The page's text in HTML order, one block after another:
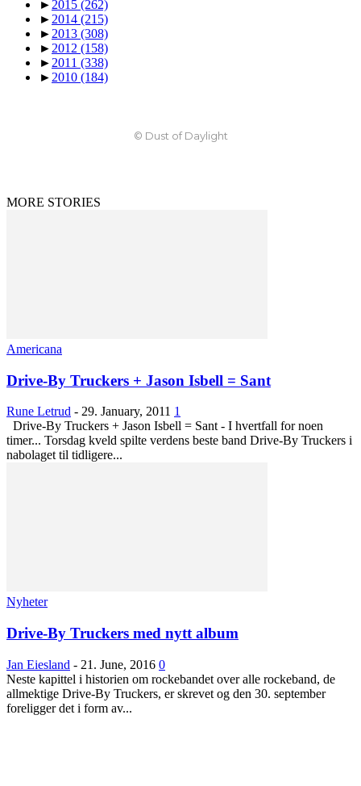
► 2015 (262)
► 2014 (215)
► 2013 (308)
► 2012 (158)
► 2011 (338)
► 2010 (184)
© Dust of Daylight
MORE STORIES
Americana
Drive-By Truckers + Jason Isbell = Sant
Rune Letrud - 29. January, 2011 1
Drive-By Truckers + Jason Isbell = Sant - I hvertfall for noen
timer... Torsdag kveld spilte verdens beste band Drive-By Truckers i
nabolaget til tidligere...
Nyheter
Drive-By Truckers med nytt album
Jan Eiesland - 21. June, 2016 0
Neste kapittel i historien om rockebandet over alle rockeband, de
allmektige Drive-By Truckers, er skrevet og den 30. september
foreligger det i form av...